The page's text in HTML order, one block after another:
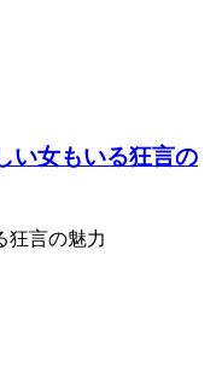
い女もいる狂言の
狂言の魅力